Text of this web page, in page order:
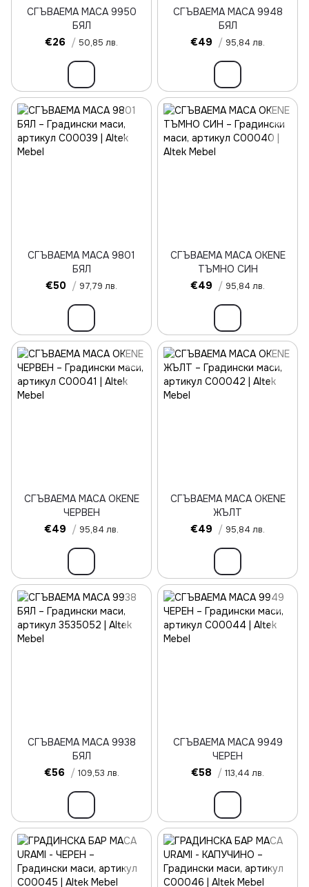
СГЪВАЕМА МАСА 9950
БЯЛ
€26 / 50,85 лв.
СГЪВАЕМА МАСА 9948
БЯЛ
€49 / 95,84 лв.
СГЪВАЕМА МАСА 9801
БЯЛ
€50 / 97,79 лв.
СГЪВАЕМА МАСА OKENE
ТЪМНО СИН
€49 / 95,84 лв.
СГЪВАЕМА МАСА OKENE
ЧЕРВЕН
€49 / 95,84 лв.
СГЪВАЕМА МАСА OKENE
ЖЪЛТ
€49 / 95,84 лв.
СГЪВАЕМА МАСА 9938
БЯЛ
€56 / 109,53 лв.
СГЪВАЕМА МАСА 9949
ЧЕРЕН
€58 / 113,44 лв.